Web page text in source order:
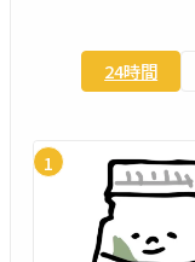
24時間